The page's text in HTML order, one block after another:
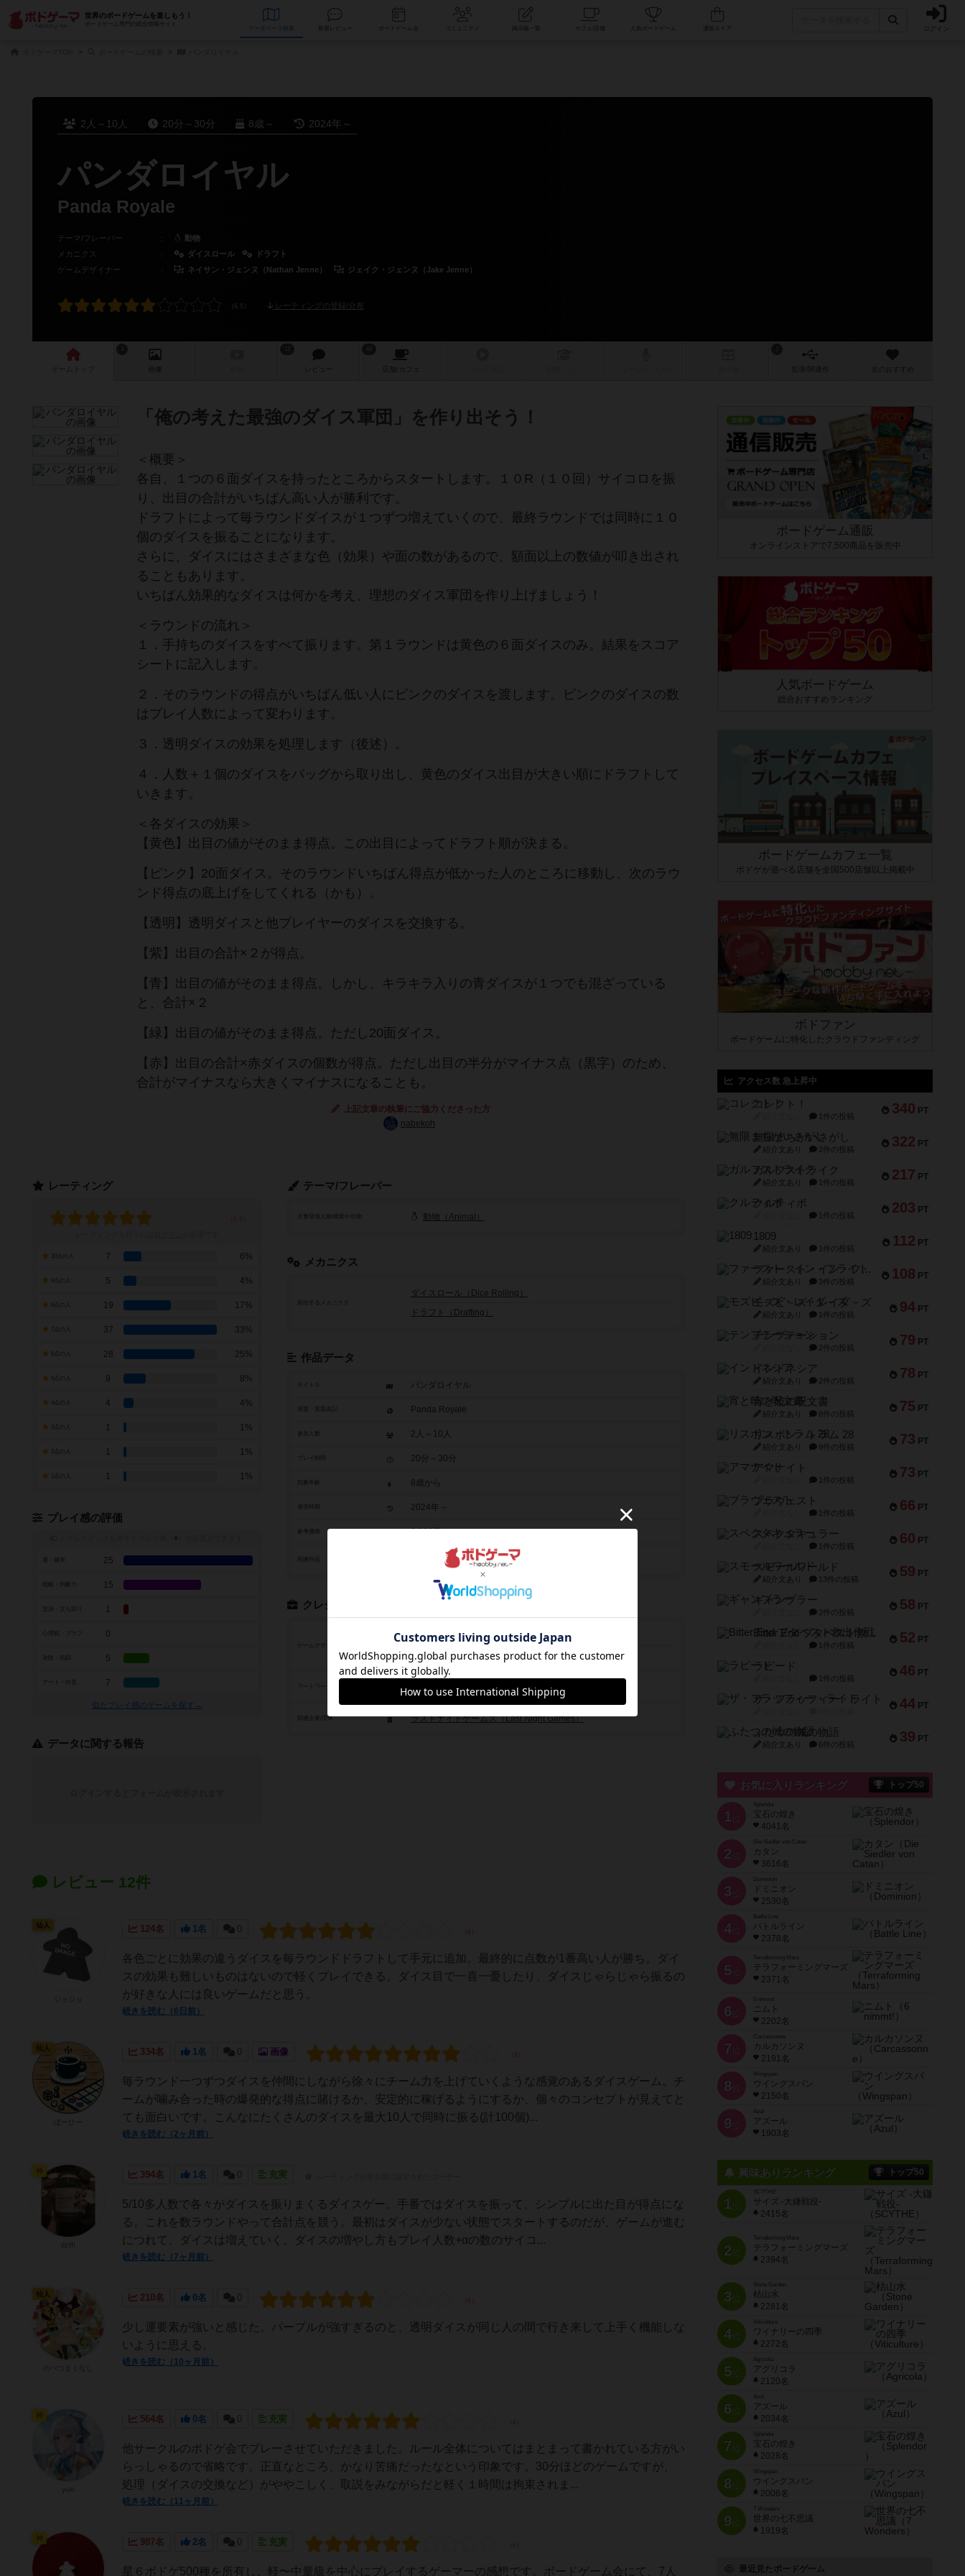
世界のボードゲームを楽しもう！
ボードゲーム専門の総合情報サイト
データベース コミュニティ 人気ボードゲーム ログイン
2人～10人 20分～30分 8歳～ 2024年～
パンダロイヤル
Panda Royale
テーマ/フレーバー ：
動物
メカニクス
： ダイスロール
ドラフト
ゲームデザイナー
： ネイサン・ジェンヌ（Nathan Jenne） ジェイク・ジェンヌ（Jake Jenne）
レーティングの登録/分布
ゲーム 画像 レビュー 店舗/ カフェ 作 次のおすすめ
「俺の考えた最強のダイス軍団」を作り出そう！
＜概要＞
各自、１つの６面ダイスを持ったところからスタートします。１０R（１０回）サイコロを振
り、出目の合計がいちばん高い人が勝利です。
ドラフトによって毎ラウンドダイスが１つずつ増えていくので、最終ラウンドでは同時に１０
個のダイスを振ることになります。
さらに、ダイスにはさまざまな色（効果）や面の数があるので、額面以上の数値が叩き出され
ることもあります。
いちばん効果的なダイスは何かを考え、理想のダイス軍団を作り上げましょう！
＜ラウンドの流れ＞
１．手持ちのダイスをすべて振ります。第１ラウンドは黄色の６面ダイスのみ。結果をスコア
シートに記入します。
２．そのラウンドの得点がいちばん低い人にピンクのダイスを渡します。ピンクのダイスの数
はプレイ人数によって変わります。
３．透明ダイスの効果を処理します（後述）。
４．人数＋１個のダイスをバッグから取り出し、黄色のダイス出目が大きい順にドラフトして
いきます。
＜各ダイスの効果＞
【黄色】出目の値がそのまま得点。この出目によってドラフト順が決まる。
【ピンク】20面ダイス。そのラウンドいちばん得点が低かった人のところに移動し、次のラウ
ンド得点の底上げをしてくれる（かも）。
【透明】透明ダイスと他プレイヤーのダイスを交換する。
【紫】出目の合計×２が得点。
【青】出目の値がそのまま得点。しかし、キラキラ入りの青ダイスが１つでも混ざっている
と、合計×２
【緑】出目の値がそのまま得点。ただし20面ダイス。
【赤】出目の合計×赤ダイスの個数が得点。ただし出目の半分がマイナス点（黒字）のため、
合計がマイナスなら大きくマイナスになることも。
上記文章の執筆にご協力くださった方
nabekoh
テーマ/フレーバー
動物（Animal）
メカニクス
頻出するメカニクス
ダイスロール（Dice Rolling）
ドラフト（Drafting）
作品データ
タイトル パンダロイヤル
Panda Royale
参加人数 2人～10人
20分～30分
8歳から
2024年～
参考価格 6,600円
関連作品 パンダロイヤル拡張セット（2025年）
クレジット
ゲームデザイン
ネイサン・ジェンヌ（Nathan Jenne）
ジェイク・ジェンヌ（Jake Jenne）
ネイサン・ジェンヌ（Nathan Jenne）
関連企業/団体 ラストナイトゲームズ（Last Night Games）
レーティング
7 6%
5 4%
19 17%
7点の人 37 33%
28 25%
9 8%
4 4%
1 1%
1 1%
1 1%
プレイ感の評価
※
25
戦略・判断力 15
1
0
5
アート・外見 7
似たプレイ感のゲームを探す→
データに関する報告
レビュー 12件
124名 1名 0
各色ごとに効果の違うダイスを毎ラウンドドラフトして手元に追加。最終的に点数が1番高い人が勝ち。ダイ
スの効果も難しいものはないので軽くプレイできる。ダイス目で一喜一憂したり、ダイスじゃらじゃら振るの
が好きな人には良いゲームだと思う。
続きを読む（6日前）
仙人
334名 1名 0 画像
毎ラウンド一つずつダイスを仲間にしながら徐々にチーム力を上げていくような感覚のあるダイスゲーム。チ
ームが噛み合った時の爆発的な得点に賭けるか、安定的に稼げるようにするか、個々のコンセプトが見えてと
ても面白いです。こんなにたくさんのダイスを最大10人で同時に振る(計100個)...
続きを読む（2ヶ月前）
仙人
394名 1名 0 充実
5/10多人数で各々がダイスを振りまくるダイスゲー。手番ではダイスを振って、シンプルに出た目が得点にな
る。これを数ラウンドやって合計点を競う。最初はダイスが少ない状態でスタートするのだが、ゲームが進む
につれて、ダイスは増えていく。ダイスの増やし方もプレイ人数+αの数のサイコ...
続きを読む（7ヶ月前）
210名 0名 0
少し運要素が強いと感じた。パープルが強すぎるのと、透明ダイスが同じ人の間で行き来して上手く機能しな
いように思える。
続きを読む（10ヶ月前）
仙人
564名 0名 0 充実
他サークルのボドゲ会でプレーさせていただきました。ルール全体についてはまとまって書かれている方がい
らっしゃるので省略です。正直なところ、かなり苦痛だったなという印象です。30分ほどのゲームですが、
処理（ダイスの交換など）がややこしく、取説をみながらだと軽く１時間は拘束されま...
続きを読む（11ヶ月前）
987名 2名 0 充実
星６ボドゲ500種を所有し、軽〜中量級を中心にプレイするゲーマーの感想です。ボードゲーム会にて、7人
ボードゲーム通販
オンラインストアで7,500商品を販売中
人気ボードゲーム
総合おすすめランキング
ボードゲームカフェ一覧
ボドゲが遊べる店舗を全国500店舗以上掲載中
ボドファン
ボードゲームに特化したクラウドファンディング
アクセス数 急上昇中
340 PT
コレクト！
1件の投稿
322 PT
無限まちがいさがし
紹介文あり 2件の投稿
217 PT
ガルフストライク
紹介文あり 1件の投稿
203 PT
クルティボ
1件の投稿
112 PT
1809
紹介文あり 1件の投稿
108 PT
ファースト・イン・フライト
紹介文あり 3件の投稿
94 PT
モズビ－ズ・レイダ－ズ
紹介文あり 1件の投稿
79 PT
テンプテーション
2件の投稿
78 PT
インドネシア
紹介文あり 2件の投稿
75 PT
宵と暁の呪文書
紹介文あり 8件の投稿
73 PT
リスボン・トラム 28
紹介文あり 9件の投稿
73 PT
アマナイト
1件の投稿
66 PT
ブラヴェスト
1件の投稿
60 PT
スペクタキュラー
1件の投稿
59 PT
スモールワールド
紹介文あり 13件の投稿
58 PT
ギャンブラー
2件の投稿
52 PT
Bitter End ブタペスト救出作戦
1件の投稿
46 PT
ラピード
1件の投稿
44 PT
ザ・フラッフィー・ライト
39 PT
ふたつの城の物語
紹介文あり 6件の投稿
お気に入りランキング トップ50
1 位
宝石の煌き
4041名
2 位
Die Siedler von Catan
カタン
3616名
3 位
ドミニオン
2530名
4位
Battle Line
バトルライン
2378名
5 位
Terraforming Mars
テラフォーミングマーズ
2371名
6 位
ニムト
2202名
7 位
Carcassonne
カルカソンヌ
2191名
8 位
Wingspan
ウイングスパン
2150名
9 位
Azul
アズール
1903名
興味ありランキング トップ50
1位
SCYTHE
サイズ -大鎌戦役-
2415名
2位
Terraforming Mars
テラフォーミングマーズ
2394名
3位
Stone Garden
枯山水
2281名
4位
Viticulture
ワイナリーの四季
2272名
5位
Agricola
アグリコラ
2120名
6位
Azul
アズール
2034名
7位
宝石の煌き
2028名
8位
Wingspan
ウイングスパン
2006名
9位
7 Wonders
世界の七不思議
1919名
最近見たボードゲーム